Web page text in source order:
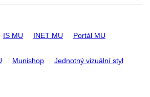
IS MU INET MU Portál MU
Munishop Jednotný vizuální styl